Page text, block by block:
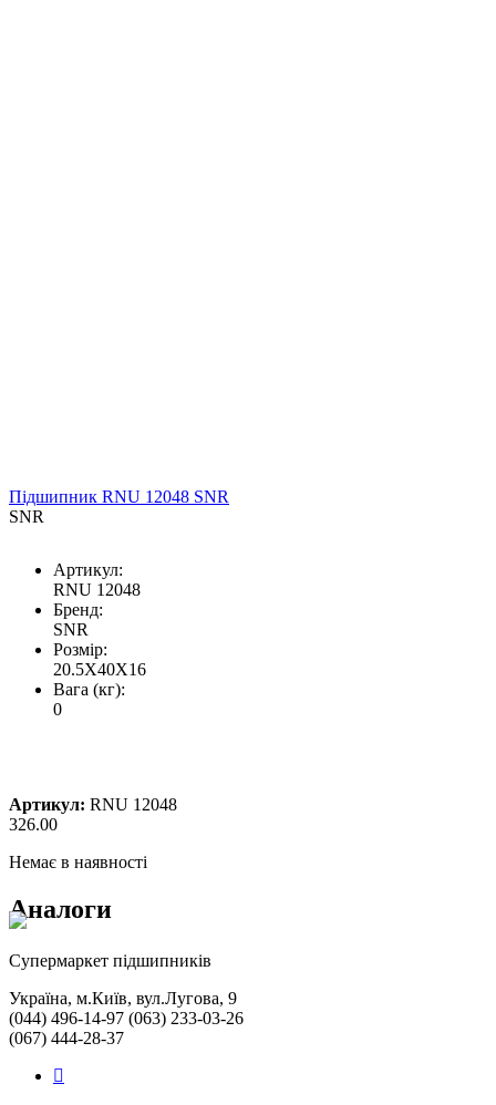
Підшипник RNU 12048 SNR
SNR
Артикул:
RNU 12048
Бренд:
SNR
Розмір:
20.5X40X16
Вага (кг):
0
Артикул: RNU 12048
326.00
Немає в наявності
Аналоги
Cупермаркет підшипників
Україна, м.Київ, вул.Лугова, 9
(044) 496-14-97 (063) 233-03-26
(067) 444-28-37